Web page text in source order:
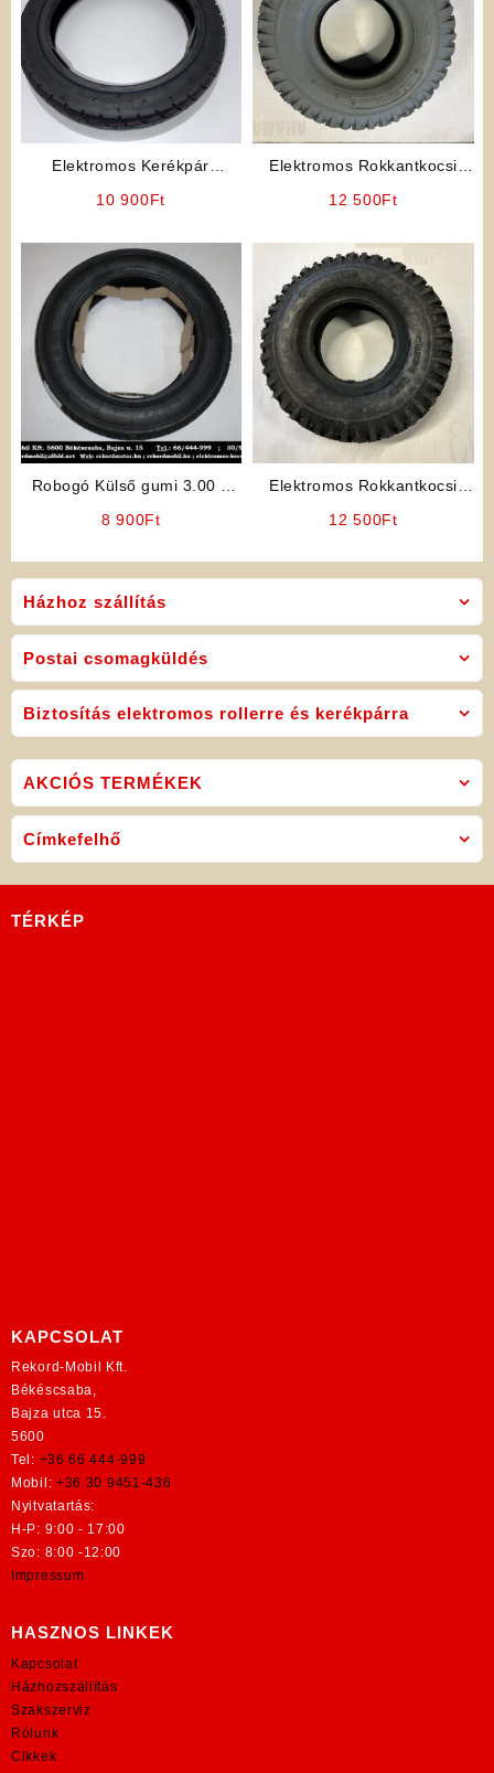
Házhoz szállítás
Postai csomagküldés
Biztosítás elektromos rollerre és kerékpárra
Elektromos Kerékpár
10 900Ft
Elektromos Rokkantkocsi
12 500Ft
Robogó Külső gumi 3.00 –
8 900Ft
Elektromos Rokkantkocsi
12 500Ft
AKCIÓS TERMÉKEK
Címkefelhő
TÉRKÉP
KAPCSOLAT
Rekord-Mobil Kft.
Békéscsaba,
Bajza utca 15.
5600
Tel: +36 66 444-999
Mobil: +36 30 9451-436
Nyitvatartás:
H-P: 9:00 - 17:00
Szo: 8:00 -12:00
Impressum
HASZNOS LINKEK
Kapcsolat
Házhozszállítás
Szakszerviz
Rólunk
Cikkek